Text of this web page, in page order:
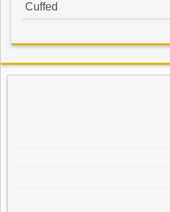
Cuffed